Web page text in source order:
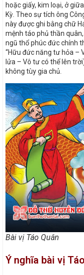
hoặc giấy, kim loại, ở
Kỳ. Theo sự tích ông
này được ghi bằng chữ
mệnh táo phủ thần
ngũ thổ phúc đức chính
“Hữu đức năng tư hỏa –
lửa – Vô tư có thể lên
không tùy gia chủ.
Bài vị Táo Quân
Ý nghĩa bài vị